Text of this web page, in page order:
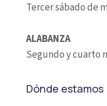
Tercer sábado de
ALABANZA
Segundo y cuarto
Dónde estamos